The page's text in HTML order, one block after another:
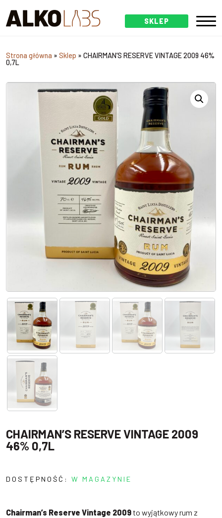
SKLEP
Strona główna » Sklep » CHAIRMAN’S RESERVE VINTAGE 2009 46%
0,7L
CHAIRMAN’S RESERVE VINTAGE 2009
46% 0,7L
DOSTĘPNOŚĆ: W MAGAZYNIE
Chairman’s Reserve Vintage 2009to wyjątkowy rum z